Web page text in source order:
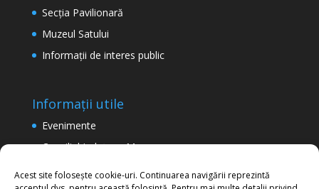
Acest site folosește cookie-uri. Continuarea navigării reprezintă
Secţia Pavilionară
Muzeul Satului
Informaţii de interes public
Informații utile
Evenimente
Consiliul Județean Maramureș
Termeni şi condiţii de utilizare a site-ului